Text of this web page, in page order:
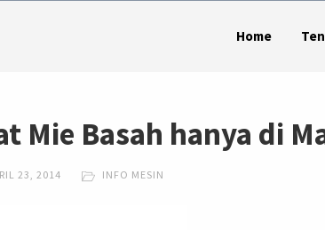
Home
Mie Basah hanya di
23, 2014 INFO MESIN